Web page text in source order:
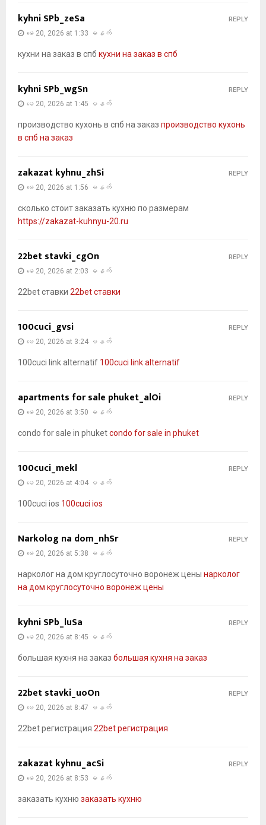
kyhni SPb_zeSa
မေ 20, 2026 at 1:33 မနက်
кухни на заказ в спб кухни на заказ в спб
REPLY
kyhni SPb_wgSn
မေ 20, 2026 at 1:45 မနက်
производство кухонь в спб на заказ производство кухонь
в спб на заказ
REPLY
zakazat kyhnu_zhSi
မေ 20, 2026 at 1:56 မနက်
сколько стоит заказать кухню по размерам
https://zakazat-kuhnyu-20.ru
REPLY
22bet stavki_cgOn
မေ 20, 2026 at 2:03 မနက်
22bet ставки 22bet ставки
REPLY
100cuci_gvsi
မေ 20, 2026 at 3:24 မနက်
100cuci link alternatif 100cuci link alternatif
REPLY
apartments for sale phuket_alOi
မေ 20, 2026 at 3:50 မနက်
condo for sale in phuketcondo for sale in phuket
REPLY
100cuci_mekl
မေ 20, 2026 at 4:04 မနက်
100cuci ios 100cuci ios
REPLY
Narkolog na dom_nhSr
မေ 20, 2026 at 5:38 မနက်
нарколог на дом круглосуточно воронеж цены нарколог
на дом круглосуточно воронеж цены
REPLY
kyhni SPb_luSa
မေ 20, 2026 at 8:45 မနက်
большая кухня на заказ большая кухня на заказ
REPLY
22bet stavki_uoOn
မေ 20, 2026 at 8:47 မနက်
22bet регистрация 22bet регистрация
REPLY
zakazat kyhnu_acSi
မေ 20, 2026 at 8:53 မနက်
заказать кухню заказать кухню
REPLY